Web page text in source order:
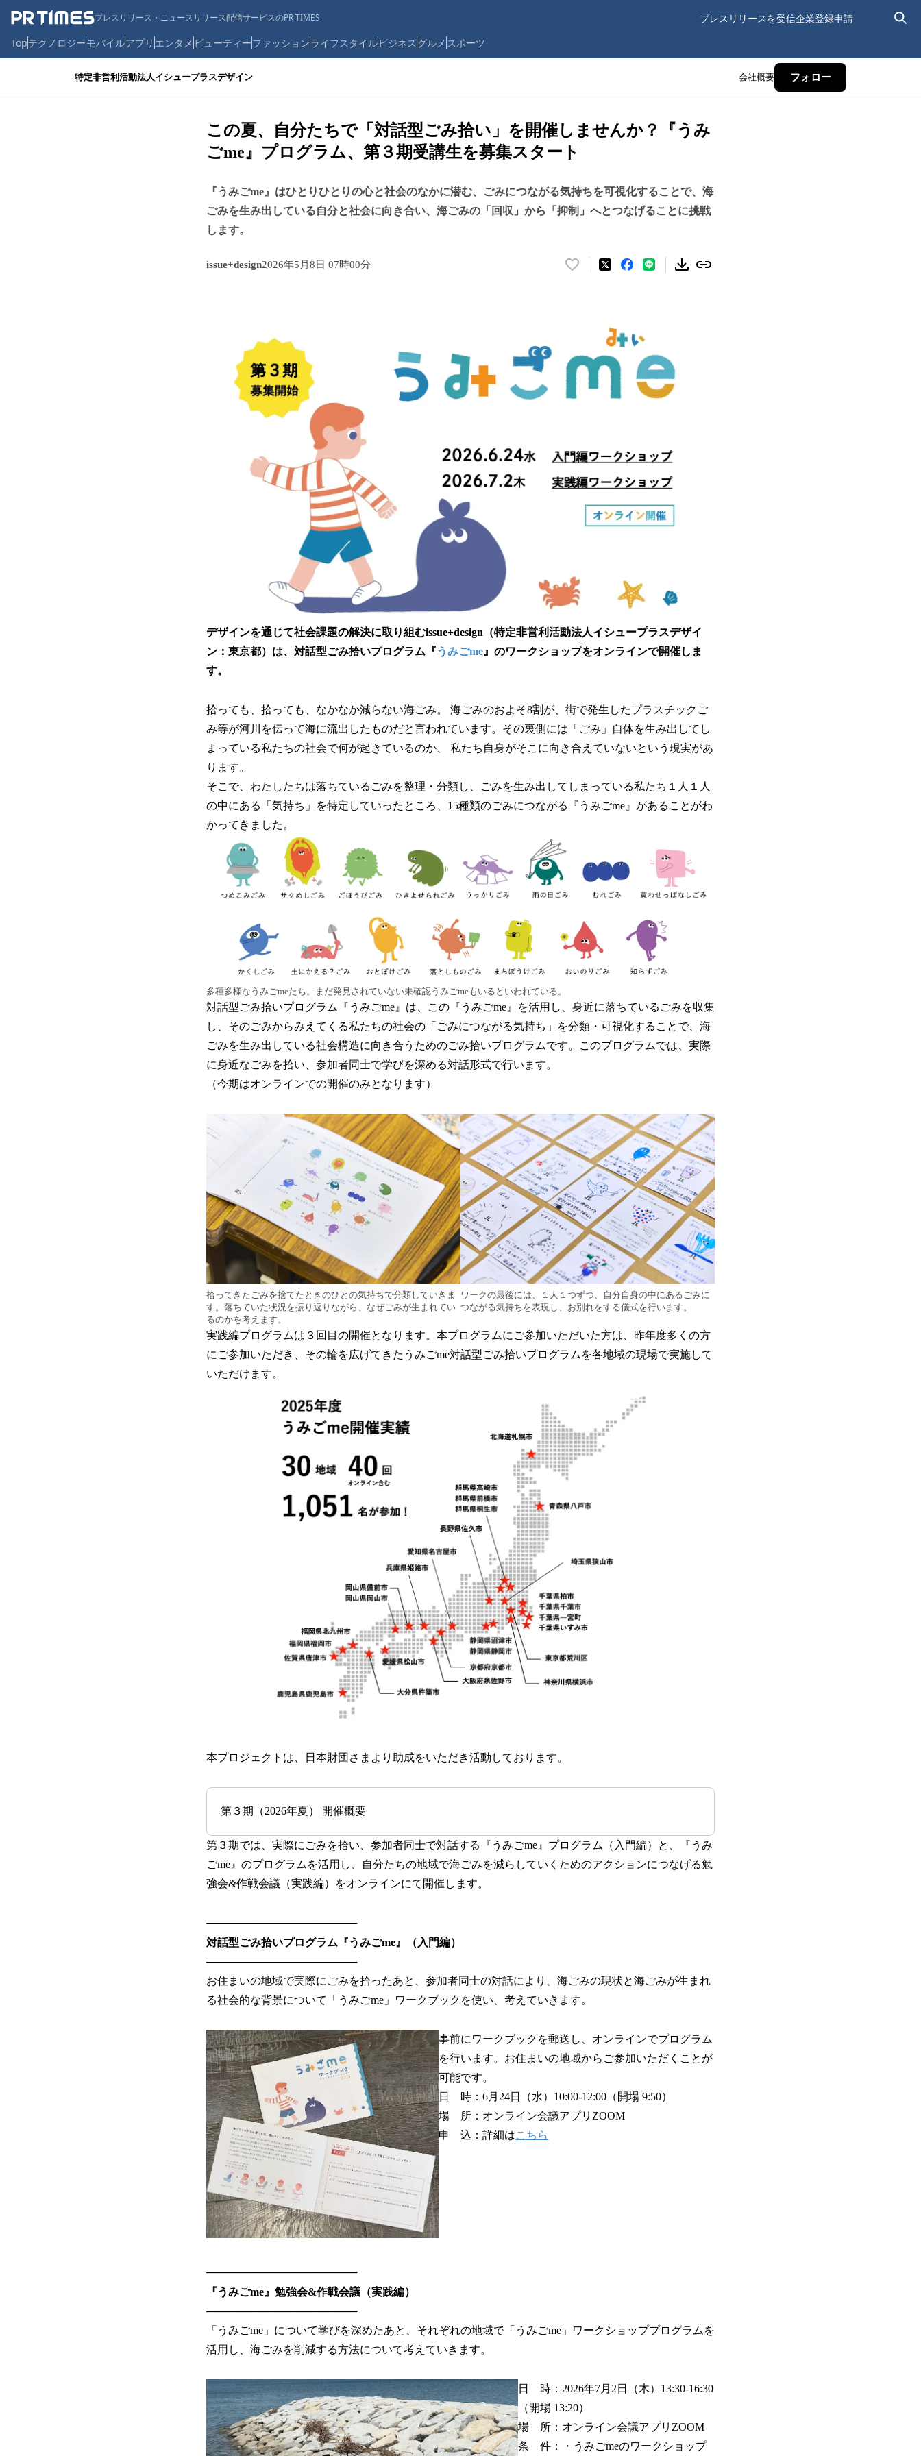
プレスリリース・ニュースリリース配信サービスのPR TIMES プレスリリースを受信企業登録申請
Topテクノロジーモバイルアプリ エンタメ ビューティーファッションライフスタイルビジネス グルメ スポーツ
特定非営利活動法人イシュープラスデザイン 会社概要 フォロー
この夏、自分たちで「対話型ごみ拾い」を開催しませんか？『うみ
ごme』プログラム、第３期受講生を募集スタート
『うみごme』はひとりひとりの心と社会のなかに潜む、ごみにつながる気持ちを可視化することで、海
ごみを生み出している自分と社会に向き合い、海ごみの「回収」から「抑制」へとつなげることに挑戦
します。
issue+design2026年5月8日 07時00分
い
読
み
込
み
デザインを通じて社会課題の解決に取り組むissue+design（特定非営利活動法人イシュープラスデザイ
ン：東京都）は、対話型ごみ拾いプログラム『うみごme 』のワークショップをオンラインで開催しま
す。
拾っても、拾っても、なかなか減らない海ごみ。 海ごみのおよそ8割が、街で発生したプラスチックご
み等が河川を伝って海に流出したものだと言われています。その裏側には「ごみ」自体を生み出してし
まっている私たちの社会で何が起きているのか、 私たち自身がそこに向き合えていないという現実があ
ります。
そこで、わたしたちは落ちているごみを整理・分類し、ごみを生み出してしまっている私たち１人１人
の中にある「気持ち」を特定していったところ、15種類のごみにつながる『うみごme』があることがわ
かってきました。
多種多様なうみごmeたち。まだ発見されていない未確認うみごmeもいるといわれている。
対話型ごみ拾いプログラム『うみごme』は、この『うみごme』を活用し、身近に落ちているごみを収集
し、そのごみからみえてくる私たちの社会の「ごみにつながる気持ち」を分類・可視化することで、海
ごみを生み出している社会構造に向き合うためのごみ拾いプログラムです。このプログラムでは、実際
に身近なごみを拾い、参加者同士で学びを深める対話形式で行います。
（今期はオンラインでの開催のみとなります）
拾ってきたごみを捨てたときのひとの気持ちで分類していきま
す。落ちていた状況を振り返りながら、なぜごみが生まれてい
るのかを考えます。
ワークの最後には、１人１つずつ、自分自身の中にあるごみに
つながる気持ちを表現し、お別れをする儀式を行います。
実践編プログラムは３回目の開催となります。本プログラムにご参加いただいた方は、昨年度多くの方
にご参加いただき、その輪を広げてきたうみごme対話型ごみ拾いプログラムを各地域の現場で実施して
いただけます。
本プロジェクトは、日本財団さまより助成をいただき活動しております。
第３期（2026年夏） 開催概要
第３期では、実際にごみを拾い、参加者同士で対話する『うみごme』プログラム（入門編）と、『うみ
ごme』のプログラムを活用し、自分たちの地域で海ごみを減らしていくためのアクションにつなげる勉
強会&作戦会議（実践編）をオンラインにて開催します。
────────────────────
対話型ごみ拾いプログラム『うみごme』（入門編）
────────────────────
お住まいの地域で実際にごみを拾ったあと、参加者同士の対話により、海ごみの現状と海ごみが生まれ
る社会的な背景について「うみごme」ワークブックを使い、考えていきます。
事前にワークブックを郵送し、オンラインでプログラム
を行います。お住まいの地域からご参加いただくことが
可能です。
日 時：6月24日（水）10:00-12:00（開場 9:50）
場 所：オンライン会議アプリZOOM
申 込：詳細はこちら
────────────────────
『うみごme』勉強会&作戦会議（実践編）
────────────────────
「うみごme」について学びを深めたあと、それぞれの地域で「うみごme」ワークショッププログラムを
活用し、海ごみを削減する方法について考えていきます。
日 時：2026年7月2日（木）13:30-16:30
（開場 13:20）
場 所：オンライン会議アプリZOOM
条 件：・うみごmeのワークショップ